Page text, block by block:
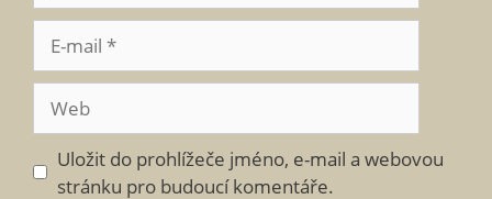
mail
Uložit do prohlížeče jméno, e-mail a webovou
stránku pro budoucí komentáře.